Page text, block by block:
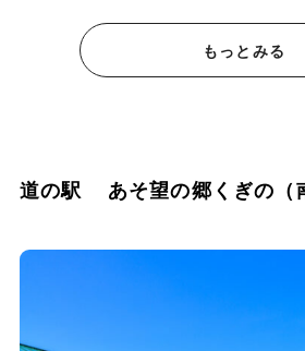
もっとみる
道の駅 あそ望の郷くぎの（